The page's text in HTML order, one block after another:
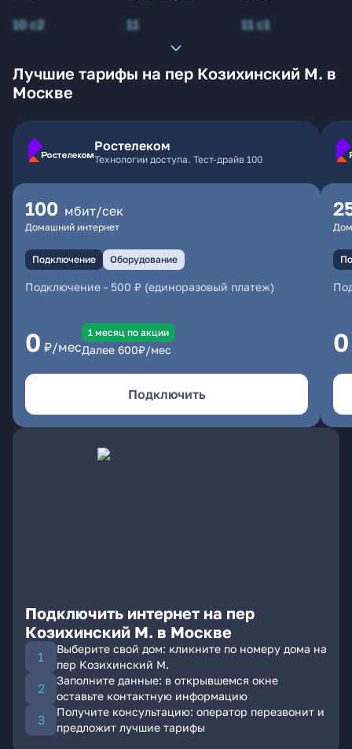
10 с2
11 11 с1
Лучшие тарифы на пер Козихинский М. в
Москве
Ростелеком
Технологии доступа. Тест-драйв 100
100 мбит/сек
Домашний интернет
Подключение Оборудование
Подключение - 500 ₽ (единоразовый платеж)
0 ₽/мес
1 месяц по акции
Далее 600₽/мес
Подключить
0
Подключить интернет на пер
Козихинский М. в Москве
Выберите свой дом: кликните по номеру дома на
пер Козихинский М.
Заполните данные: в открывшемся окне
оставьте контактную информацию
Получите консультацию: оператор перезвонит и
предложит лучшие тарифы